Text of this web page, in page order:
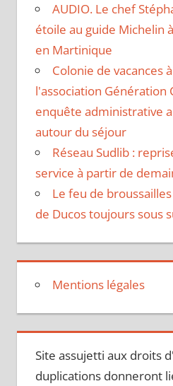
AUDIO. Le chef
étoile au guide Michelin
en Martinique
Colonie de vacances
l'association Génération
enquête administrative
autour du séjour
Réseau Sudlib :
service à partir de
Le feu de
de Ducos toujours sous
Mentions légales
Site assujetti aux droits
duplications donneront